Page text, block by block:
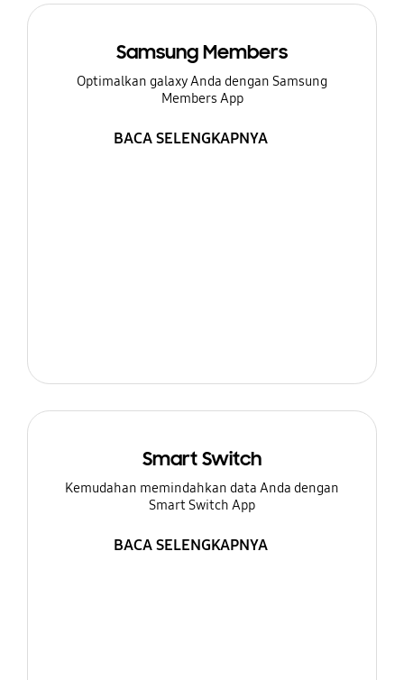
Samsung Members
Optimalkan galaxy Anda dengan Samsung
Members App
BACA SELENGKAPNYA
Smart Switch
Kemudahan memindahkan data Anda dengan
Smart Switch App
BACA SELENGKAPNYA